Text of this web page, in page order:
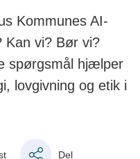
Kommunes AI-
vi? Bør vi?
spørgsmål hjælper
lovgivning og etik i
Del